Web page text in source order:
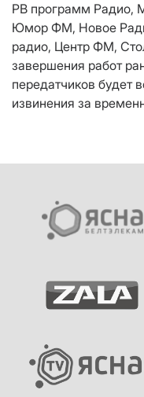
РВ программ Радио,
Юмор ФМ, Новое
радио, Центр ФМ,
завершения работ
передатчиков будет
извинения за